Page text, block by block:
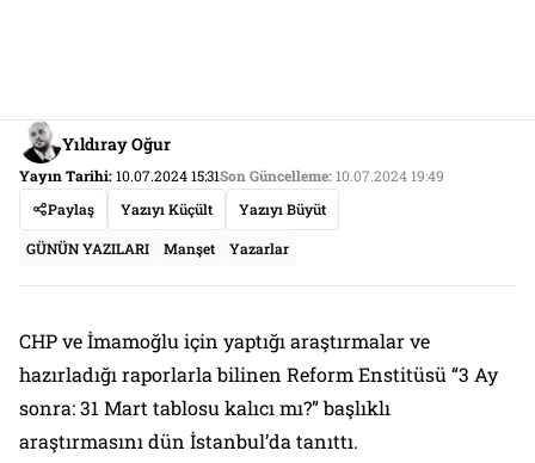
Yıldıray Oğur
Yayın Tarihi:10.07.2024 15:31Son Güncelleme:10.07.2024 19:49
Paylaş
Yazıyı Küçült Yazıyı Büyüt
GÜNÜN YAZILARI Manşet Yazarlar
CHP ve İmamoğlu için yaptığı araştırmalar ve
hazırladığı raporlarla bilinen Reform Enstitüsü “3 Ay
sonra: 31 Mart tablosu kalıcı mı?” başlıklı
araştırmasını dün İstanbul’da tanıttı.